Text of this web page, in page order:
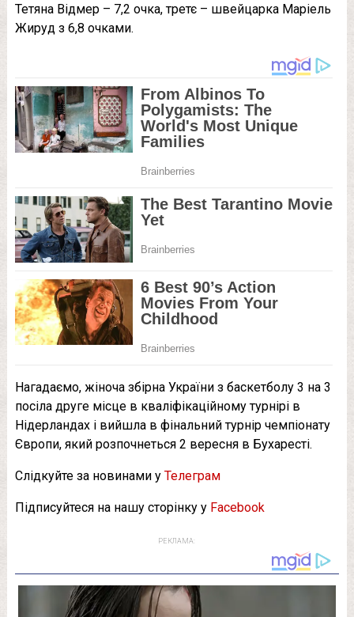
Тетяна Відмер – 7,2 очка, третє – швейцарка Маріель
Жируд з 6,8 очками.
Нагадаємо, жіноча збірна України з баскетболу 3 на 3
посіла друге місце в кваліфікаційному турнірі в
Нідерландах і вийшла в фінальний турнір чемпіонату
Європи, який розпочнеться 2 вересня в Бухаресті.
Слідкуйте за новинами у Телеграм
Підписуйтеся на нашу сторінку у Facebook
РЕКЛАМА: